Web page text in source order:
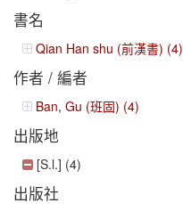
書名
Qian Han shu (前漢書) (4)
作者 / 編者
Ban, Gu (班固) (4)
出版地
[S.l.] (4)
出版社